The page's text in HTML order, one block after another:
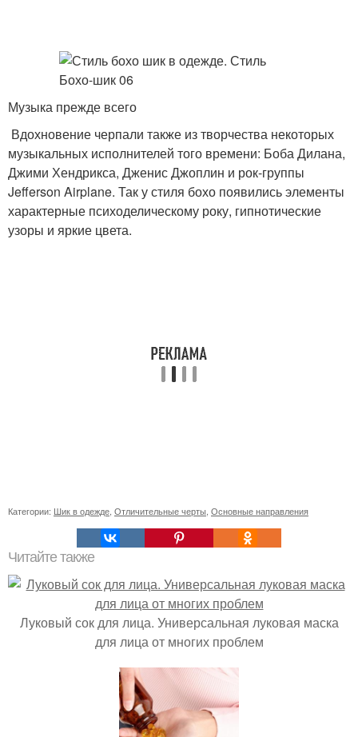
Музыка прежде всего
Вдохновение черпали также из творчества некоторых
музыкальных исполнителей того времени: Боба Дилана,
Джими Хендрикса, Дженис Джоплин и рок-группы
Jefferson Airplane. Так у стиля бохо появились элементы
характерные психоделическому року, гипнотические
узоры и яркие цвета.
Категории: Шик в одежде Отличительные черты Основные направления
Читайте также
Луковый сок для лица. Универсальная луковая маска
для лица от многих проблем